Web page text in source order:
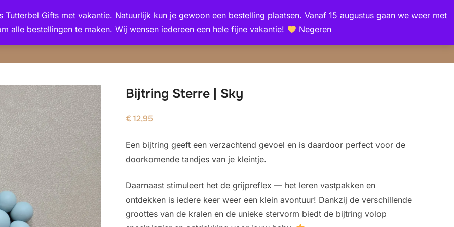
Gifts met vakantie. Natuurlijk kun je gewoon een bestelling plaatsen. Vanaf 15 augustus gaan we weer met
alle bestellingen te maken. Wij wensen iedereen een hele fijne vakantie!
Negeren
Bijtring Sterre | Sky
€ 12,95
Een bijtring geeft een verzachtend gevoel en is daardoor perfect voor de
doorkomende tandjes van je kleintje.
Daarnaast stimuleert het de grijpreflex — het leren vastpakken en
ontdekken is iedere keer weer een klein avontuur! Dankzij de verschillende
groottes van de kralen en de unieke stervorm biedt de bijtring volop